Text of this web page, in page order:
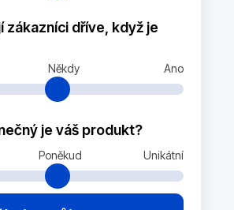
zákazníci dříve, když je
Někdy Ano
je váš produkt?
Poněkud Unikátní